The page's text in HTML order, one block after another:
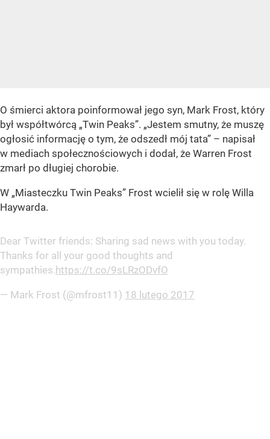
O śmierci aktora poinformował jego syn, Mark Frost, który
był współtwórcą „Twin Peaks”. „Jestem smutny, że muszę
ogłosić informację o tym, że odszedł mój tata” – napisał
w mediach społecznościowych i dodał, że Warren Frost
zmarł po długiej chorobie.
W „Miasteczku Twin Peaks” Frost wcielił się w rolę Willa
Haywarda.
Dear Twitter friends: Sharing sad news with you today.
Thanks for all your good thoughts and
sympathies. https://t.co/9sLRzODvfO
— Mark Frost (@mfrost11) 18 lutego 2017